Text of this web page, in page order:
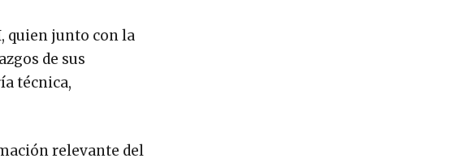
quien junto con la
de sus
técnica,
relevante del